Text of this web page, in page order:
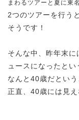
まわるツアーと夏に東
2つのツアーを行う
そうです！
そんな中、昨年末
ュースになったとい
なんと40歳だという
正直、40歳には見